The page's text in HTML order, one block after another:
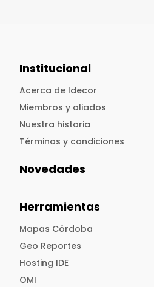
Institucional
Acerca de Idecor
Miembros y aliados
Nuestra historia
Términos y condiciones
Novedades
Herramientas
Mapas Córdoba
Geo Reportes
Hosting IDE
OMI